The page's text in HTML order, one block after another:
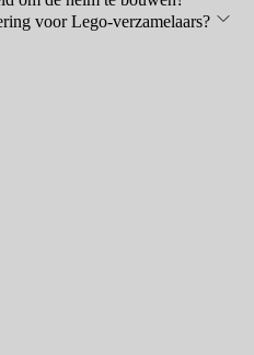
voor Lego-verzamelaars?